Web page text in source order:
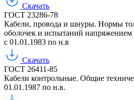
Скачать
ГОСТ 23286-78
Кабели, провода и шнуры. Нормы
оболочек и испытаний напряжением
с 01.01.1983 по н.в
Скачать
ГОСТ 26411-85
Кабели контрольные. Общие
01.01.1987 по н.в.